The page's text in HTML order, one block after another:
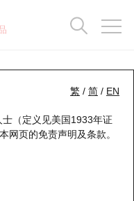
繁 / 简 / EN
（定义见美国1933年证
网页的免责声明及条款。
铺黄金